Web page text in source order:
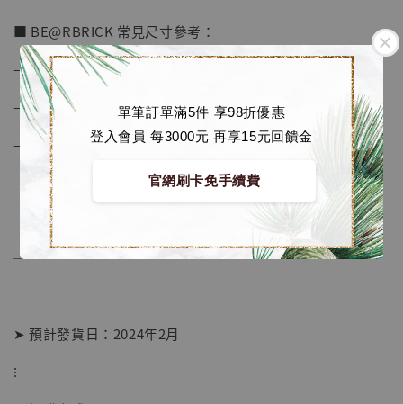
單筆訂單滿5件 享98折優惠
登入會員 每3000元 再享15元回饋金
官網刷卡免手續費
加購優惠【海賊王 布魯克達摩 [7STARS Studio]】
■ BE@RBRICK 常見尺寸參考：
– 1000% 高度約 70 cm
– 400% 高度約 28 cm
– 200% 高度約 14 cm
– 100% 高度約 7 cm
──────────────
➤ 預計發貨日：2024年2月
⁝